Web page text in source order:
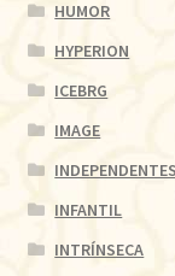
HUMOR
HYPERION
ICEBRG
IMAGE
INDEPENDENTES
INFANTIL
INTRÍNSECA